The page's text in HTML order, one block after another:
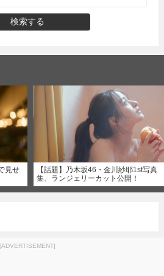
検索する
見せ
【話題】乃木坂46・金川紗耶1st写真
集、ランジェリーカット公開！
[ADVERTISEMENT]